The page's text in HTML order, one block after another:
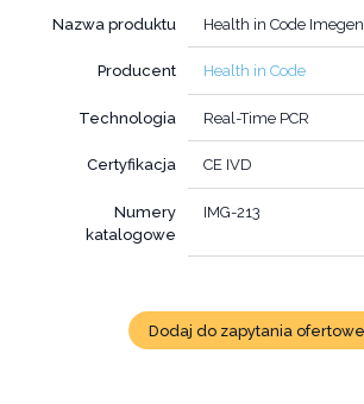
Nazwa produktu Health in Code
Producent Health in Code
Technologia Real-Time PCR
Certyfikacja CE IVD
Numery
katalogowe
IMG-213
Dodaj do zapytania